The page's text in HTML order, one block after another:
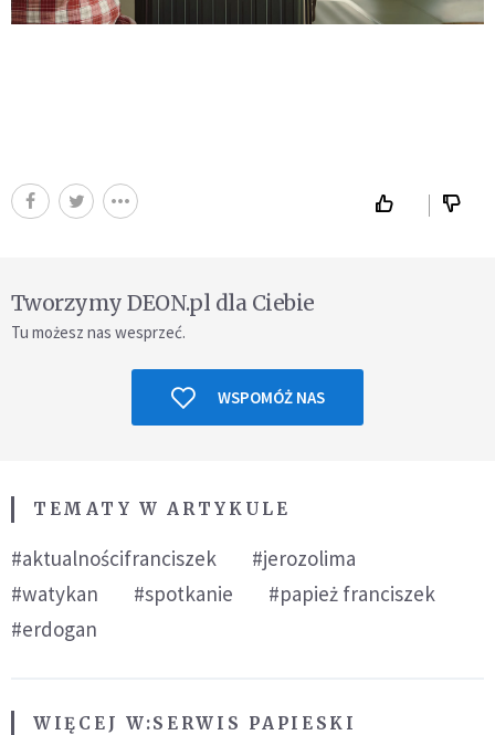
Tworzymy DEON.pl dla Ciebie
Tu możesz nas wesprzeć.
WSPOMÓŻ NAS
TEMATY W ARTYKULE
#aktualnościfranciszek
#jerozolima
#watykan
#spotkanie
#papież franciszek
#erdogan
WIĘCEJ W:SERWIS PAPIESKI